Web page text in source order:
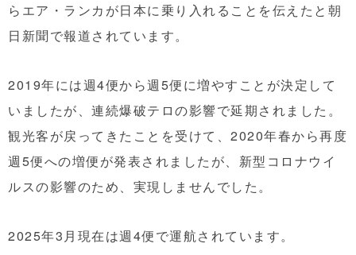
らエア・ランカが日本に乗り入れることを伝えたと朝
日新聞で報道されています。
2019年には週4便から週5便に増やすことが決定して
いましたが、連続爆破テロの影響で延期されました。
観光客が戻ってきたことを受けて、2020年春から再度
週5便への増便が発表されましたが、新型コロナウイ
ルスの影響のため、実現しませんでした。
2025年3月現在は週4便で運航されています。